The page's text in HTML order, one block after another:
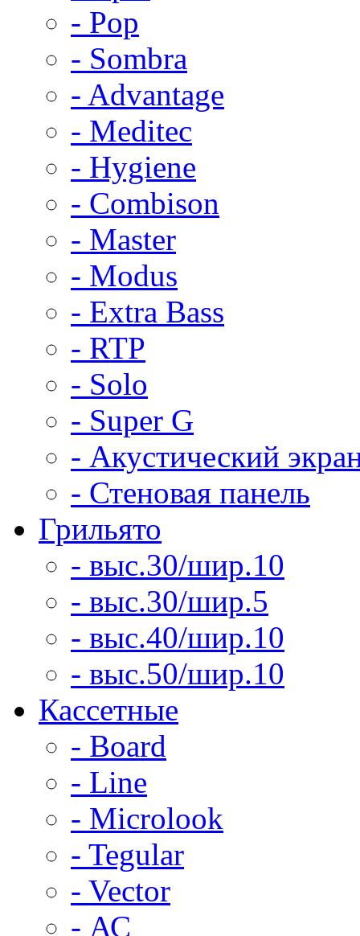
- Pop
- Sombra
- Advantage
- Meditec
- Hygiene
- Combison
- Master
- Modus
- Extra Bass
- RTP
- Solo
- Super G
- Акустический
- Стеновая панель
Грильято
- выс.30/шир.10
- выс.30/шир.5
- выс.40/шир.10
- выс.50/шир.10
Кассетные
- Board
- Line
- Microlook
- Tegular
- Vector
- АС